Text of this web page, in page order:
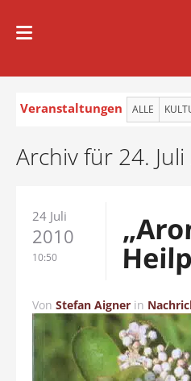
Veranstaltungen ALLE
Archiv für 24.
24 Juli
2010
10:50
Von Stefan Aigner in